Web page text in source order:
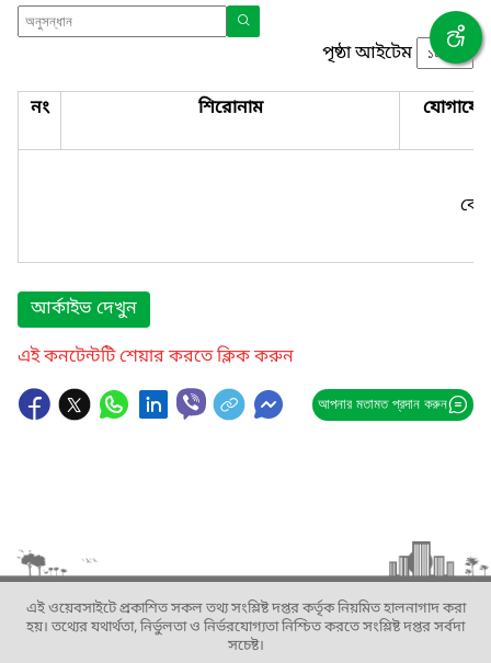
পৃষ্ঠা আইটেম
নং শিরোনাম
আর্কাইভ দেখুন
এই কনটেন্টটি শেয়ার করতে ক্লিক করুন
আপনার মতামত প্রদান করুন
এই ওয়েবসাইটে প্রকাশিত সকল তথ্য সংশ্লিষ্ট দপ্তর কর্তৃক নিয়মিত হালনাগাদ করা
হয়। তথ্যের যথার্থতা, নির্ভুলতা ও নির্ভরযোগ্যতা নিশ্চিত করতে সংশ্লিষ্ট দপ্তর সর্বদা
সচেষ্ট।